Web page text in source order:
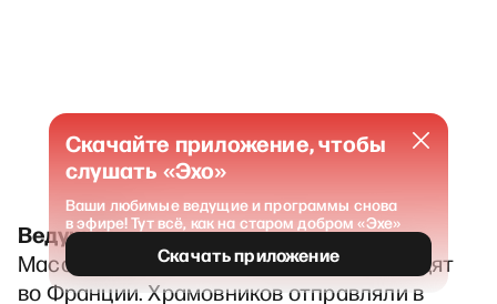
Ведущий.
Массовые аресты тамплиеров происходят
во Франции. Храмовников отправляли в
Скачайте приложение, чтобы
слушать «Эхо»
Ваши любимые ведущие и программы снова
в эфире! Тут всё, как на старом добром «Эхе»
Скачать приложение